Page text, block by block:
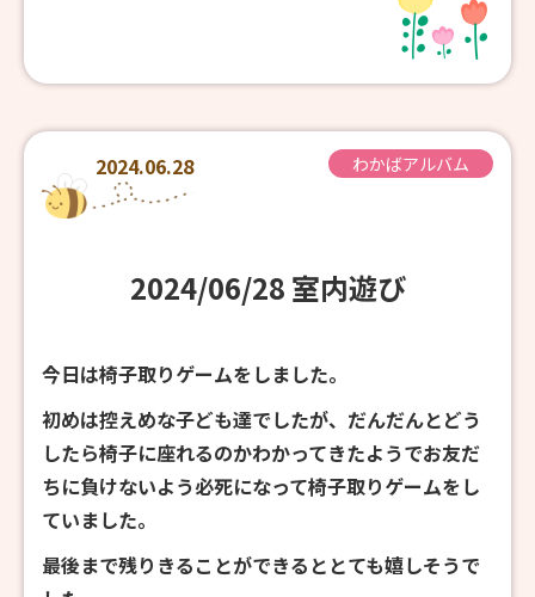
2024.06.28 わかばアルバム
2024/06/28 室内遊び
今日は椅子取りゲームをしました。
初めは控えめな子ども達でしたが、だんだんとどう
したら椅子に座れるのかわかってきたようでお友だ
ちに負けないよう必死になって椅子取りゲームをし
ていました。
最後まで残りきることができるととても嬉しそうで